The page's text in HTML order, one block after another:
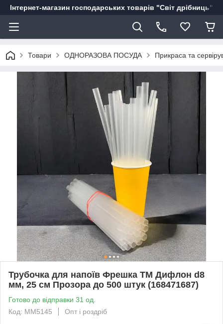
Інтернет-магазин господарських товарів "Світ дрібниць"
Товари ОДНОРАЗОВА ПОСУДА Прикраса та
Трубочка для напоїв Фрешка ТМ Дифлон d8
мм, 25 см Прозора до 500 штук (168471687)
Готово до відправки 31 од.
Код: MM5145
Опт і роздріб